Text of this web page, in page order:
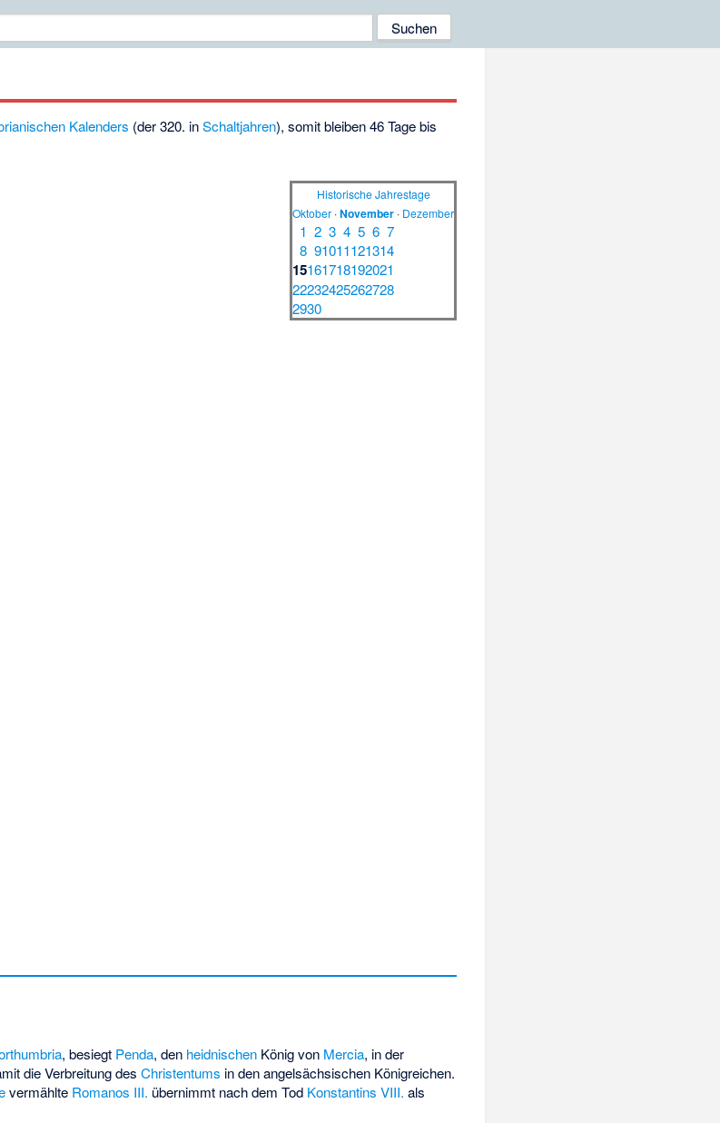
Kalenders (der 320. inSchaltjahren), somit bleiben 46 Tage bis
Historische Jahrestage
Oktober ·November · Dezember
1 2 3 4 5 6 7
8 91011121314
15161718192021
22232425262728
2930
, besiegt Penda, den heidnischenKönig von Mercia, in der
die Verbreitung des Christentums in den angelsächsischen Königreichen.
vermählte Romanos III. übernimmt nach dem Tod Konstantins VIII. als